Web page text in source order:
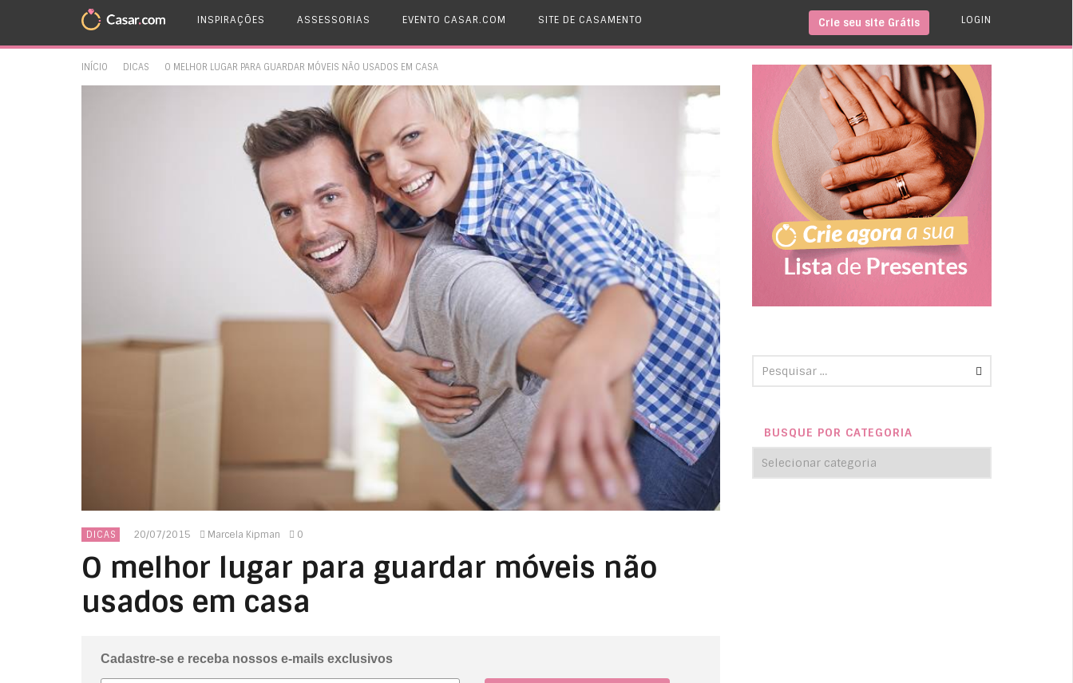
INSPIRAÇÕES ASSESSORIAS EVENTO CASAR.COM SITE DE CASAMENTO LOGIN
Crie seu site Grátis
INÍCIO DICAS O MELHOR LUGAR PARA GUARDAR MÓVEIS NÃO USADOS EM CASA
DICAS 20/07/2015 Marcela Kipman 0
O melhor lugar para guardar móveis não
usados em casa
Cadastre-se e receba nossos e-mails exclusivos
BUSQUE POR CATEGORIA